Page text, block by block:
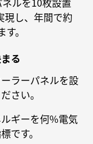
し、年間で約
。
る
ラーパネルを設
さい。
ギーを何%電気
です。